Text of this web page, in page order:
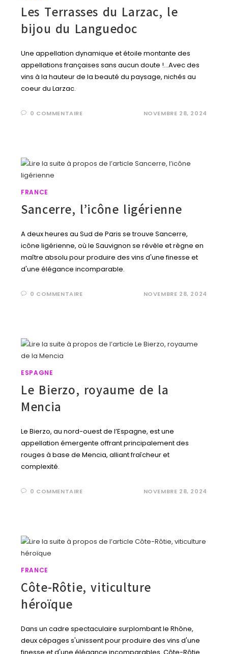
Les Terrasses du Larzac, le
bijou du Languedoc
Une appellation dynamique et étoile montante des
appellations françaises sans aucun doute !...Avec des
vins à la hauteur de la beauté du paysage, nichés au
coeur du Larzac.
0 COMMENTAIRE NOVEMBRE 28, 2024
FRANCE
Sancerre, l’icône ligérienne
A deux heures au Sud de Paris se trouve Sancerre,
icône ligérienne, où le Sauvignon se révèle et règne en
maître absolu pour produire des vins d'une finesse et
d'une élégance incomparable.
0 COMMENTAIRE NOVEMBRE 28, 2024
ESPAGNE
Le Bierzo, royaume de la
Mencia
Le Bierzo, au nord-ouest de l’Espagne, est une
appellation émergente offrant principalement des
rouges à base de Mencia, alliant fraîcheur et
complexité.
0 COMMENTAIRE NOVEMBRE 28, 2024
FRANCE
Côte-Rôtie, viticulture
héroïque
Dans un cadre spectaculaire surplombant le Rhône,
deux cépages s'unissent pour produire des vins d'une